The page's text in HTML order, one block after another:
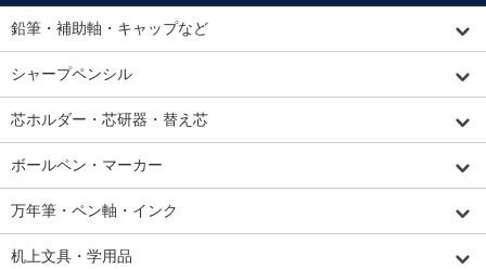
鉛筆・補助軸・キャップなど
シャープペンシル
芯ホルダー・芯研器・替え芯
ボールペン・マーカー
万年筆・ペン軸・インク
机上文具・学用品